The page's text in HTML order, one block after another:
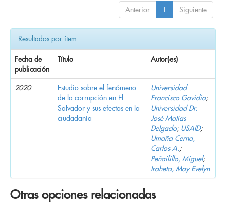
Anterior 1 Siguiente
Resultados por ítem:
Fecha de
publicación
Título Autor(es)
2020
Estudio sobre el fenómeno
de la corrupción en El
Salvador y sus efectos en la
ciudadanía
Universidad
Francisco Gavidia;
Universidad Dr.
José Matías
Delgado; USAID;
Umaña Cerna,
Carlos A.;
Peñailillo, Miguel;
Iraheta, May Evelyn
Otras opciones relacionadas